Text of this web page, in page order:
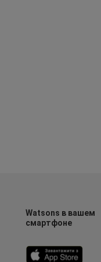
Watsons в вашем
смартфоне